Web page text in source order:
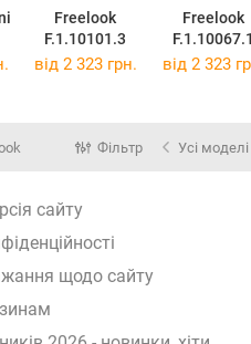
Freelook
F.1.10101.3
Freelook
від 2 323 грн. від 2 323
Фільтр Усі моделі
сайту
щодо сайту